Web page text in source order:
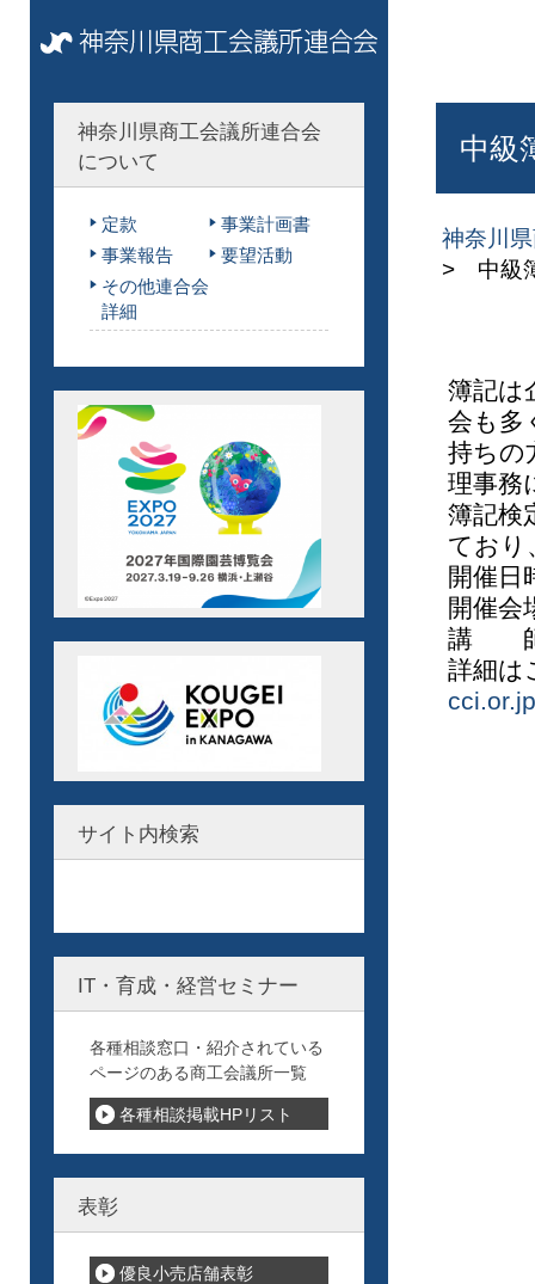
中級
神奈川
> 中級
簿記は
会も多
持ちの
理事務
簿記検
ており
開催
開催
講
詳細
神奈川県商工会議所連合会
について
定款
事業計画書
事業報告
要望活動
その他連合会
詳細
サイト内検索
IT・育成・経営セミナー
各種相談窓口・紹介されている
ページのある商工会議所一覧
各種相談掲載HPリスト
表彰
優良小売店舗表彰